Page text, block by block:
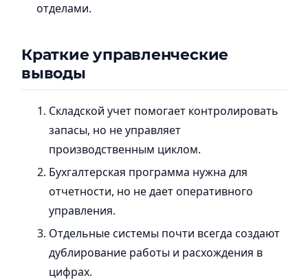
отделами.
Краткие управленческие
выводы
Складской учет помогает контролировать
запасы, но не управляет
производственным циклом.
Бухгалтерская программа нужна для
отчетности, но не дает оперативного
управления.
Отдельные системы почти всегда создают
дублирование работы и расхождения в
цифрах.